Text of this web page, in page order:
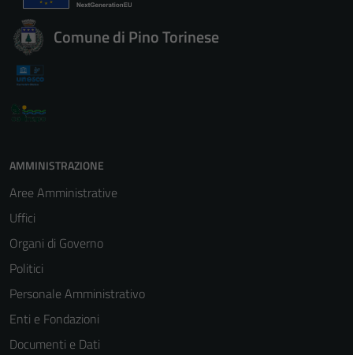
Comune di Pino Torinese
AMMINISTRAZIONE
Aree Amministrative
Uffici
Organi di Governo
Politici
Personale Amministrativo
Enti e Fondazioni
Documenti e Dati